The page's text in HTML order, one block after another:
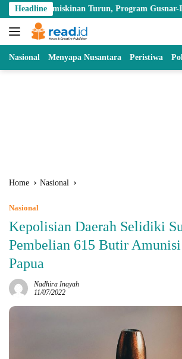
Skip
to
content
HeadlineTurun, Program Gusnar-Idah Mulai
Nasional Menyapa Nusantara Peristiwa
Home Nasional
Nasional
Kepolisian Daerah Selidiki
Pembelian 615 Butir
Papua
Nadhira Inayah
11/07/2022